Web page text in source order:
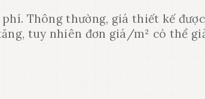
Thông thường, giá thiết kế được
tuy nhiên đơn giá/m² có thể